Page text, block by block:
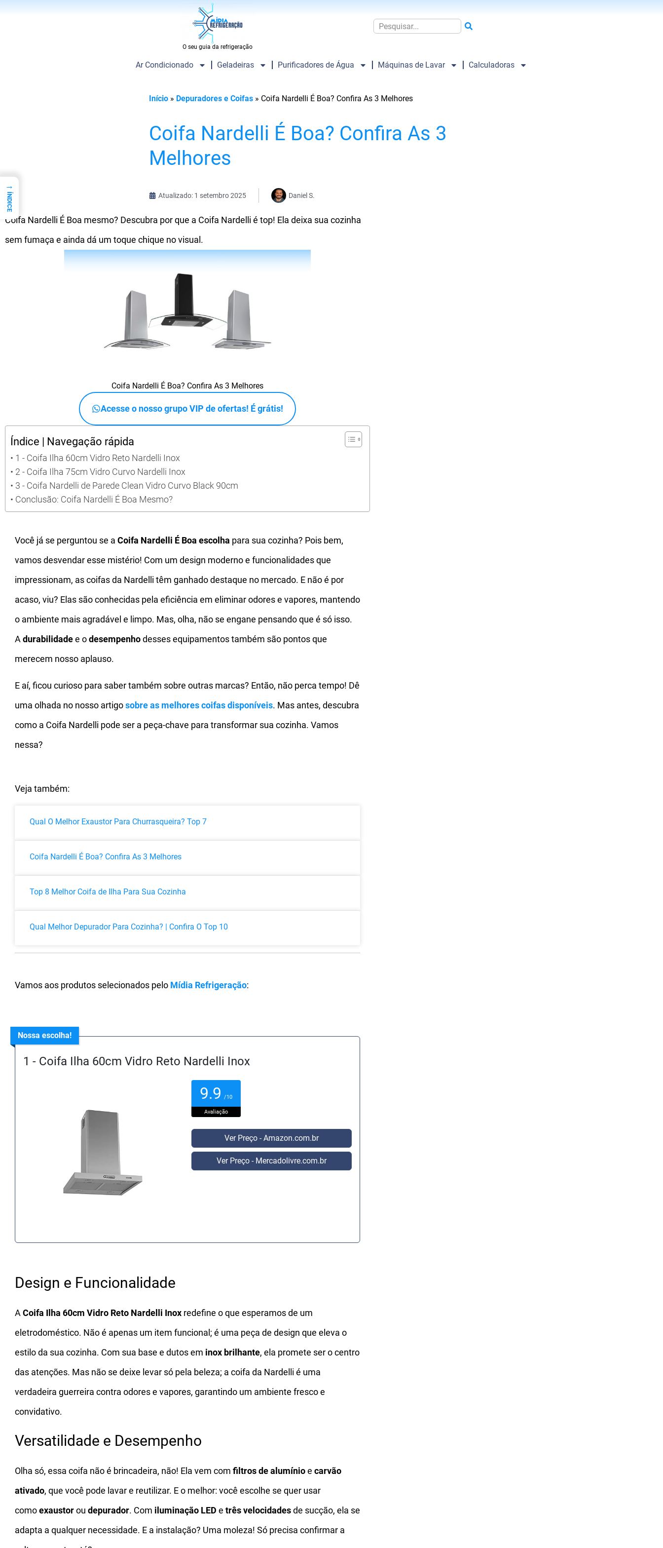
O seu guia da refrigeração
Ar Condicionado Geladeiras Purificadores de Água Máquinas de Lavar Calculadoras
Início » Depuradores e Coifas » Coifa Nardelli É Boa? Confira As 3 Melhores
Coifa Nardelli É Boa? Confira As 3
Melhores
Atualizado: 1 setembro 2025 Daniel S.
Coifa Nardelli É Boa mesmo? Descubra por que a Coifa Nardelli é top! Ela deixa sua cozinha
sem fumaça e ainda dá um toque chique no visual.
Coifa Nardelli É Boa? Confira As 3 Melhores
Acesse o nosso grupo VIP de ofertas! É grátis!
Índice | Navegação rápida
1 - Coifa Ilha 60cm Vidro Reto Nardelli Inox
2 - Coifa Ilha 75cm Vidro Curvo Nardelli Inox
3 - Coifa Nardelli de Parede Clean Vidro Curvo Black 90cm
Conclusão: Coifa Nardelli É Boa Mesmo?
Você já se perguntou se a Coifa Nardelli É Boa escolha para sua cozinha? Pois bem,
vamos desvendar esse mistério! Com um design moderno e funcionalidades que
impressionam, as coifas da Nardelli têm ganhado destaque no mercado. E não é por
acaso, viu? Elas são conhecidas pela eficiência em eliminar odores e vapores, mantendo
o ambiente mais agradável e limpo. Mas, olha, não se engane pensando que é só isso.
A durabilidadee odesempenhodesses equipamentos também são pontos que
merecem nosso aplauso.
E aí, ficou curioso para saber também sobre outras marcas? Então, não perca tempo! Dê
uma olhada no nosso artigosobre as melhores coifasdisponíveis. Mas antes, descubra
como a Coifa Nardelli pode ser a peça-chave para transformar sua cozinha. Vamos
nessa?
Veja também:
Qual O Melhor Exaustor Para Churrasqueira? Top 7
Coifa Nardelli É Boa? Confira As 3 Melhores
Top 8 Melhor Coifa de Ilha Para Sua Cozinha
Qual Melhor Depurador Para Cozinha? | Confira O Top 10
Vamos aos produtos selecionados pelo Mídia Refrigeração:
Nossa escolha!
1 - Coifa Ilha 60cm Vidro Reto Nardelli Inox
9.9 /10
Avaliação
Ver Preço - Amazon.com.br
Ver Preço - Mercadolivre.com.br
Design e Funcionalidade
A Coifa Ilha 60cm Vidro Reto Nardelli Inox redefine o que esperamos de um
eletrodoméstico. Não é apenas um item funcional; é uma peça de design que eleva o
estilo da sua cozinha. Com sua base e dutos em inox brilhante, ela promete ser o centro
das atenções. Mas não se deixe levar só pela beleza; a coifa da Nardelli é uma
verdadeira guerreira contra odores e vapores, garantindo um ambiente fresco e
convidativo.
Versatilidade e Desempenho
Olha só, essa coifa não é brincadeira, não! Ela vem com filtros de alumínioe carvão
ativado, que você pode lavar e reutilizar. E o melhor: você escolhe se quer usar
comoexaustorou depurador. Com iluminação LED e três velocidadesde sucção, ela se
adapta a qualquer necessidade. E a instalação? Uma moleza! Só precisa confirmar a
→
ÍNDICE